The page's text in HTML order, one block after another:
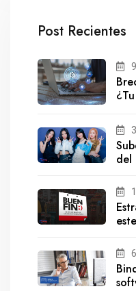
Post Recientes
del